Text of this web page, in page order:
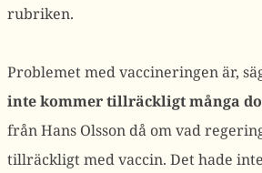
rubriken.
Problemet med vaccineringen är,
inte kommer tillräckligt många
från Hans Olsson då om vad
tillräckligt med vaccin. Det hade